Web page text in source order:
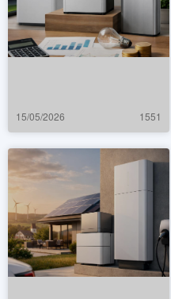
15/05/2026 1551